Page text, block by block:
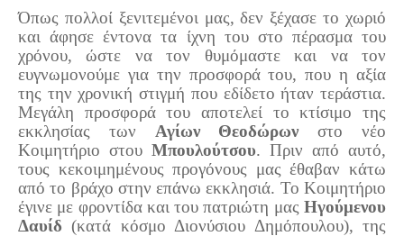
Όπως πολλοί ξενιτεμένοι μας, δεν ξέχασε το χωριό
και άφησε έντονα τα ίχνη του στο πέρασμα του
χρόνου, ώστε να τον θυμόμαστε και να τον
ευγνωμονούμε για την προσφορά του, που η αξία
της την χρονική στιγμή που εδίδετο ήταν τεράστια.
Μεγάλη προσφορά του αποτελεί το κτίσιμο της
εκκλησίας των Αγίων Θεοδώρωνστο νέο
Κοιμητήριο στου Μπουλούτσου. Πριν από αυτό,
τους κεκοιμημένους προγόνους μας έθαβαν κάτω
από το βράχο στην επάνω εκκλησιά. Το Κοιμητήριο
έγινε με φροντίδα και του πατριώτη μας Ηγούμενου
Δαυίδ(κατά κόσμο Διονύσιου Δημόπουλου), της